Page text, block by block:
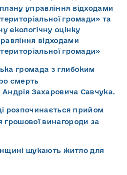
управління відходами
громади» та
екологічну оцінку
відходами
громади»
громада з глибоким
смерть
Захаровича Савчука.
розпочинається прийом
винагороди за
шукають житло для